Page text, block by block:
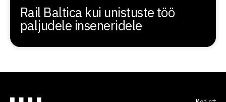
Rail Baltica kui unistuste töö
paljudele inseneridele